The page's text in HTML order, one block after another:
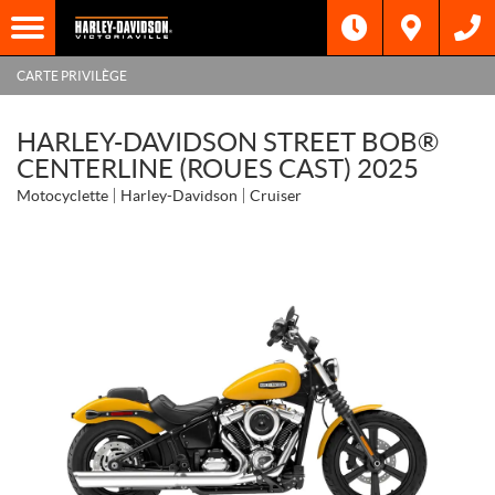
CARTE PRIVILÈGE
HARLEY-DAVIDSON STREET BOB®
CENTERLINE (ROUES CAST) 2025
Motocyclette Harley-Davidson Cruiser